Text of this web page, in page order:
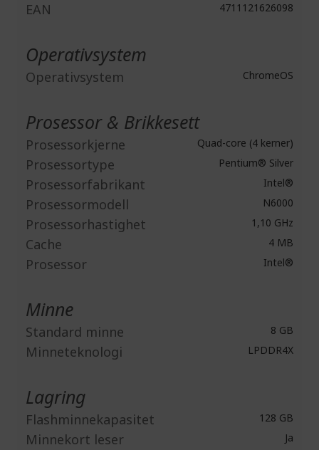
EAN 4711121626098
Operativsystem
Operativsystem ChromeOS
Prosessor & Brikkesett
Prosessorkjerne Quad-core (4 kerner)
Prosessortype Pentium® Silver
Prosessorfabrikant Intel®
Prosessormodell N6000
Prosessorhastighet 1,10 GHz
Cache 4 MB
Prosessor Intel®
Minne
Standard minne 8 GB
Minneteknologi LPDDR4X
Lagring
Flashminnekapasitet 128 GB
Minnekort leser Ja